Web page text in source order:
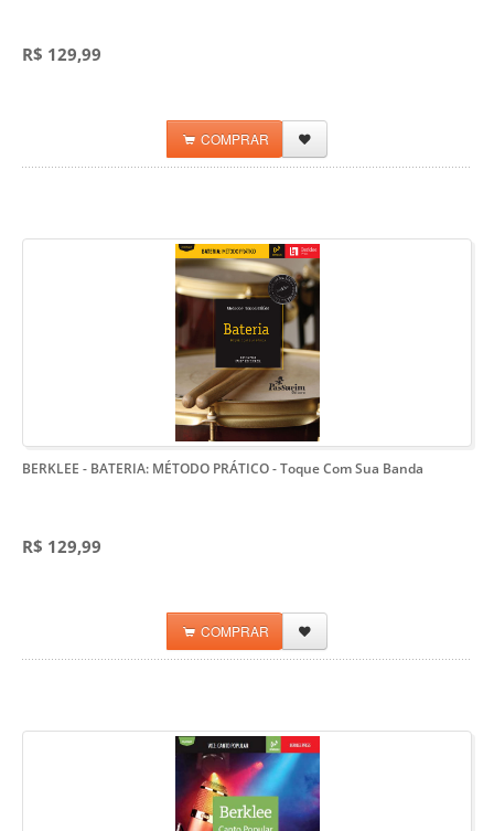
R$ 129,99
COMPRAR
BERKLEE - BATERIA: MÉTODO PRÁTICO- Toque Com Sua Banda
R$ 129,99
COMPRAR